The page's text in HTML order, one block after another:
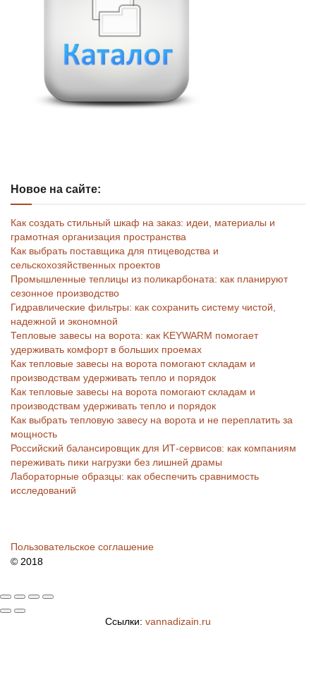
Новое на сайте:
Как создать стильный шкаф на заказ: идеи, материалы и
грамотная организация пространства
Как выбрать поставщика для птицеводства и
сельскохозяйственных проектов
Промышленные теплицы из поликарбоната: как планируют
сезонное производство
Гидравлические фильтры: как сохранить систему чистой,
надежной и экономной
Тепловые завесы на ворота: как KEYWARM помогает
удерживать комфорт в больших проемах
Как тепловые завесы на ворота помогают складам и
производствам удерживать тепло и порядок
Как тепловые завесы на ворота помогают складам и
производствам удерживать тепло и порядок
Как выбрать тепловую завесу на ворота и не переплатить за
мощность
Российский балансировщик для ИТ-сервисов: как компаниям
переживать пики нагрузки без лишней драмы
Лабораторные образцы: как обеспечить сравнимость
исследований
Пользовательское соглашение
© 2018
Ссылки: vannadizain.ru